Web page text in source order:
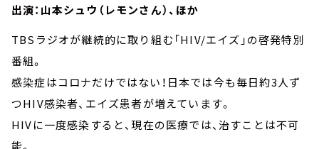
出演：山本シュウ（レモンさん）、ほか
TBSラジオが継続的に取り組む「HIV/エイズ」の啓発特別
番組。
感染症はコロナだけではない！日本では今も毎日約3人ず
つHIV感染者、エイズ患者が増えています。
HIVに一度感染すると、現在の医療では、治すことは不可
能。